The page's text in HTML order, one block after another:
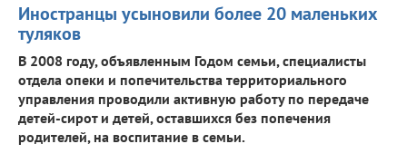
Иностранцы усыновили более 20 маленьких
туляков
В 2008 году, объявленным Годом семьи, специалисты
отдела опеки и попечительства территориального
управления проводили активную работу по передаче
детей-сирот и детей, оставшихся без попечения
родителей, на воспитание в семьи.